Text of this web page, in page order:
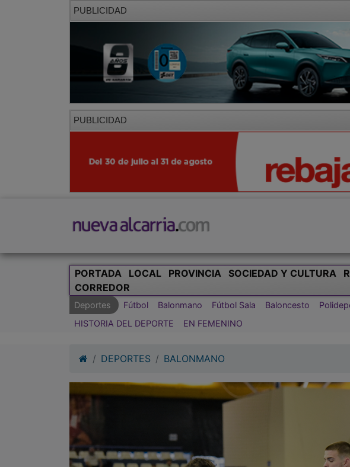
PUBLICIDAD
PUBLICIDAD
PORTADA LOCAL PROVINCIA SOCIEDAD Y CULTURA
CORREDOR
Deportes Fútbol Balonmano Fútbol Sala Baloncesto
HISTORIA DEL DEPORTE
EN FEMENINO
DEPORTES BALONMANO